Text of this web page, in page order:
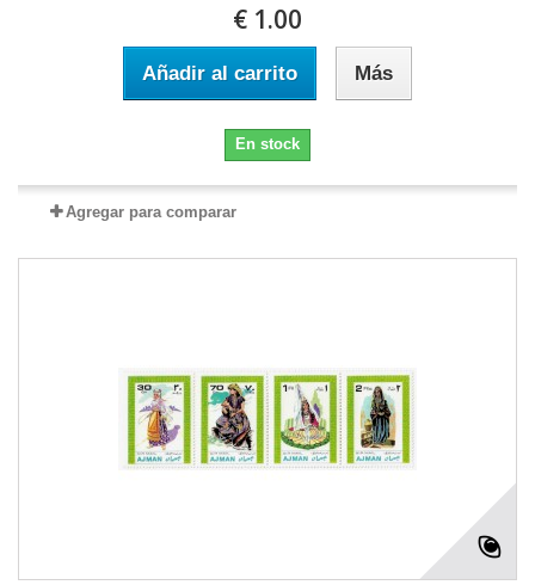
€ 1.00
Añadir al carrito Más
En stock
Agregar para comparar